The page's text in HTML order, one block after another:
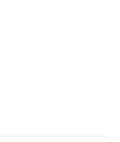
price